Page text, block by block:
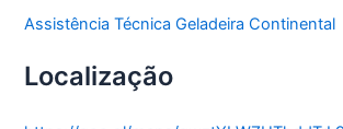
Assistência Técnica Geladeira Continental
Localização